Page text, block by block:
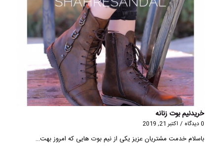
خریدنیم بوت زنانه
0 دیدگاه / اکتبر 21, 2019
باسلام خدمت مشتریان عزیز یکی از نیم بوت هایی که امروز بهت…